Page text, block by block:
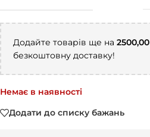
Додайте товарів ще на 2500,00
безкоштовну доставку!
Немає в наявності
Додати до списку бажань